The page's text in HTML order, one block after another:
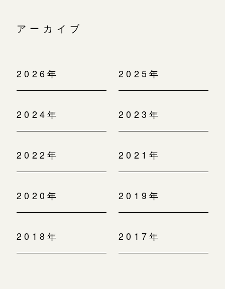
アーカイブ
2026年 2025年
2024年 2023年
2022年 2021年
2020年 2019年
2018年 2017年